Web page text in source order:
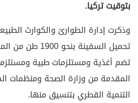
بتوقيت تركيا.
وذكرت إدارة الطوارئ والكوارث
تحميل السفينة
تضم أغذية ومستلزمات طبية
المقدمة من وزارة الصحة ومنظمات
التنمية القطري بتنسيق منها.